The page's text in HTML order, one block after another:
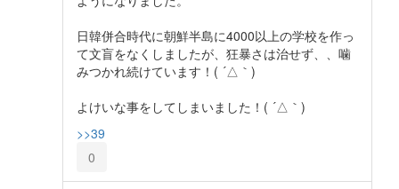
日韓併合時代に朝鮮半島に4000以上の学校を作っ
て文盲をなくしましたが、狂暴さは治せず、、噛
みつかれ続けています！( ´△｀)
よけいな事をしてしまいました！( ´△｀)
>>39
0